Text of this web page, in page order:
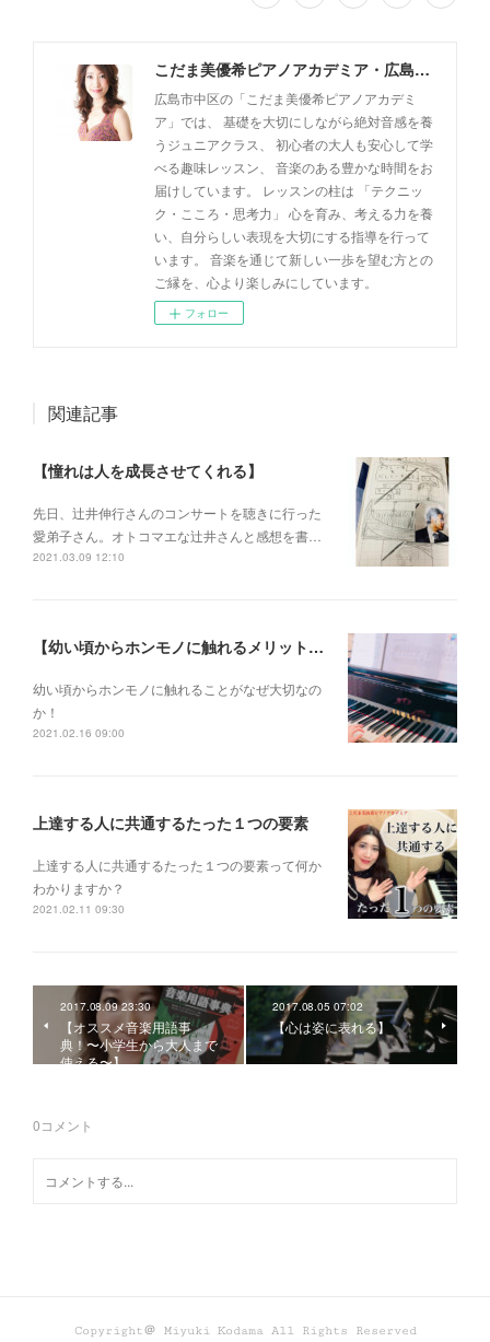
こだま美優希ピアノアカデミア・広島市中区
広島市中区の「こだま美優希ピアノアカデミ
ア」では、 基礎を大切にしながら絶対音感を養
うジュニアクラス、 初心者の大人も安心して学
べる趣味レッスン、 音楽のある豊かな時間をお
届けしています。 レッスンの柱は 「テクニッ
ク・こころ・思考力」 心を育み、考える力を養
い、自分らしい表現を大切にする指導を行って
います。 音楽を通じて新しい一歩を望む方との
ご縁を、心より楽しみにしています。
フォロー
関連記事
【憧れは人を成長させてくれる】
先日、辻井伸行さんのコンサートを 聴きに行った
愛弟子さん。 オトコマエな辻井さんと 感想を書…
2021.03.09 12:10
【幼い頃からホンモノに触れるメリットとは？】
幼い頃からホンモノに 触れることがなぜ大切なの
か！
2021.02.16 09:00
上達する人に共通するたった１つの要素
上達する人に共通するたった１つの要素って何か
わかりますか？
2021.02.11 09:30
2017.08.09 23:30
【オススメ音楽用語事
典！〜小学生から大人まで
使える〜】
2017.08.05 07:02
【心は姿に表れる】
0コメント
Copyright＠ Miyuki Kodama All Rights Reserved